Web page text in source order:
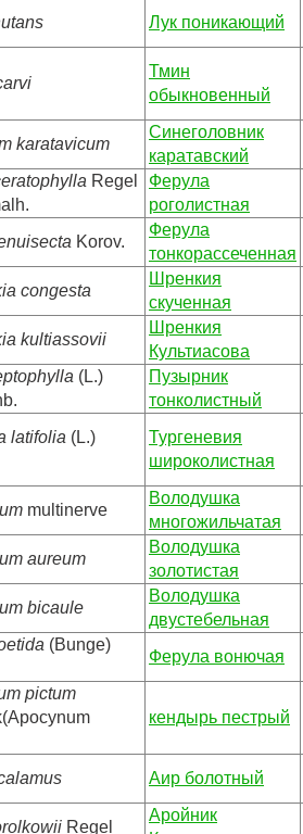
Лук поникающий
Тмин
обыкновенный
karatavicum
Синеголовник
каратавский
Regel
Ферула
роголистная
Korov.
Ферула
тонкорассеченная
congesta
Шренкия
скученная
kultiassovii
Шренкия
Культиасова
(L.)
Пузырник
тонколистный
latifolia (L.)
Тургеневия
широколистная
multinerve
Володушка
многожильчатая
aureum
Володушка
золотистая
bicaule
Володушка
двустебельная
(Bunge)
Ферула вонючая
pictum
кендырь пестрый
Аир болотный
Regel
Аройник